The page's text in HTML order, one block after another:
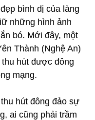
bình dị của làng
những hình ảnh
bó. Mới đây, một
Thành (Nghệ An)
hút được đông
mạng.
hút đông đảo sự
ai cũng phải trầm